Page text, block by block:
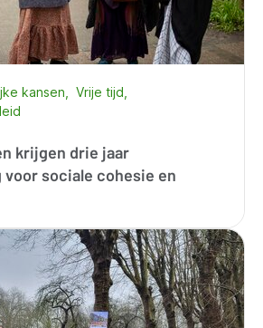
krijgen drie jaar
sociale cohesie en
kansen
Vrije tijd